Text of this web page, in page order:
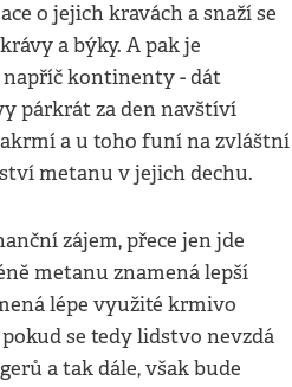
o jejich kravách a snaží se
a býky. A pak je
napříč kontinenty - dát
párkrát za den navštíví
a u toho funí na zvláštní
metanu v jejich dechu.
zájem, přece jen jde
metanu znamená lepší
lépe využité krmivo
se tedy lidstvo nevzdá
a tak dále, však bude